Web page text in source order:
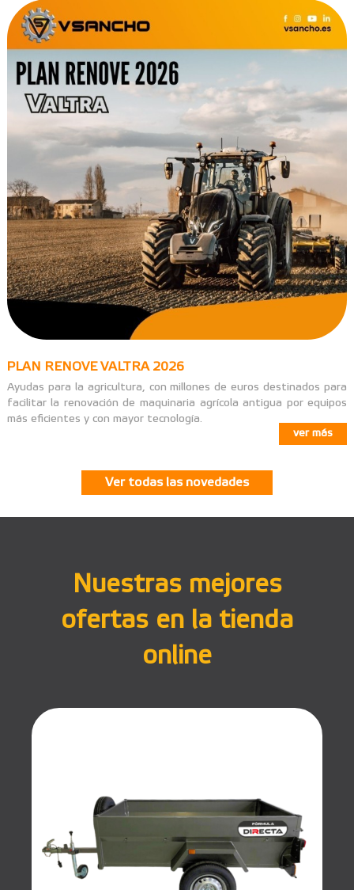
PLAN RENOVE VALTRA 2026
Ayudas para la agricultura, con millones de euros destinados para
facilitar la renovación de maquinaria agrícola antigua por equipos
más eficientes y con mayor tecnología.
ver más
Ver todas las novedades
Nuestras mejores
ofertas en la tienda
online